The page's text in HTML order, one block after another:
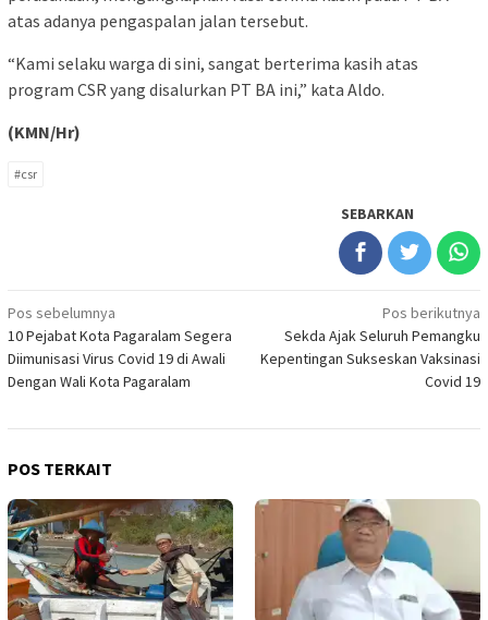
atas adanya pengaspalan jalan tersebut.
“Kami selaku warga di sini, sangat berterima kasih atas
program CSR yang disalurkan PT BA ini,” kata Aldo.
(KMN/Hr)
#csr
SEBARKAN
Navigasi
pos
Pos sebelumnya
10 Pejabat Kota Pagaralam Segera
Diimunisasi Virus Covid 19 di Awali
Dengan Wali Kota Pagaralam
Pos berikutnya
Sekda Ajak Seluruh Pemangku
Kepentingan Sukseskan Vaksinasi
Covid 19
POS TERKAIT